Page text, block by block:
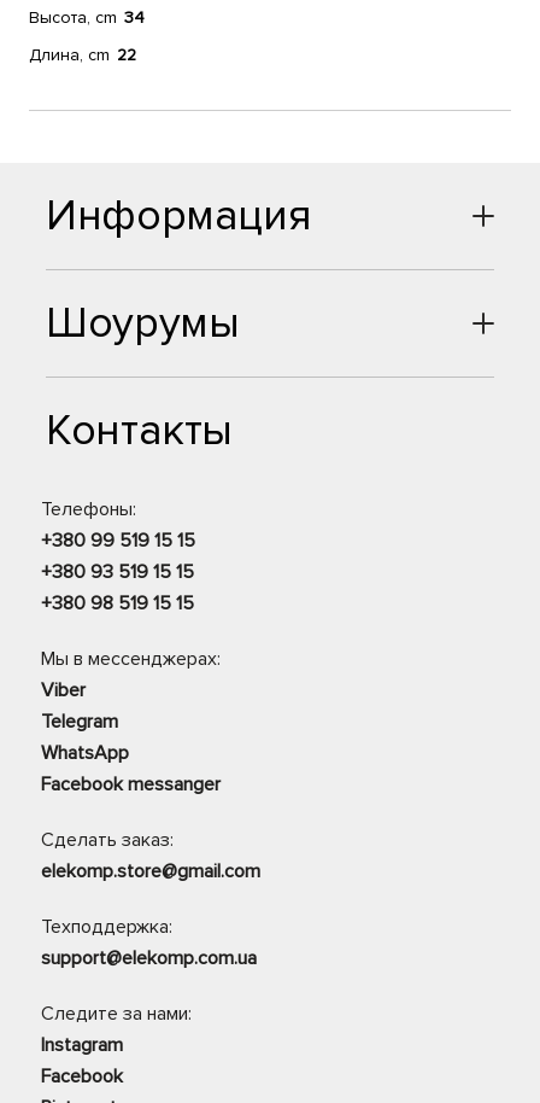
Высота, cm 34
Длина, cm 22
Шоурумы
Контакты
Телефоны:
+380 99 519 15 15
+380 93 519 15 15
+380 98 519 15 15
Мы в мессенджерах:
Viber
Telegram
WhatsApp
Facebook messanger
Сделать заказ:
elekomp.store@gmail.com
Техподдержка:
support@elekomp.com.ua
Следите за нами:
Instagram
Facebook
Информация